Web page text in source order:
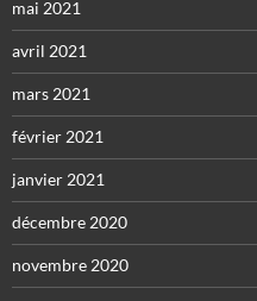
mai 2021
avril 2021
mars 2021
février 2021
janvier 2021
décembre 2020
novembre 2020